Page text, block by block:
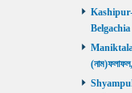
Kashipur-
Belgachia
Maniktala